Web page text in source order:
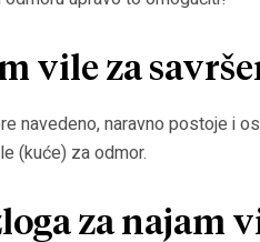
vile za
navedeno, naravno postoje i
(kuće) za odmor.
za najam